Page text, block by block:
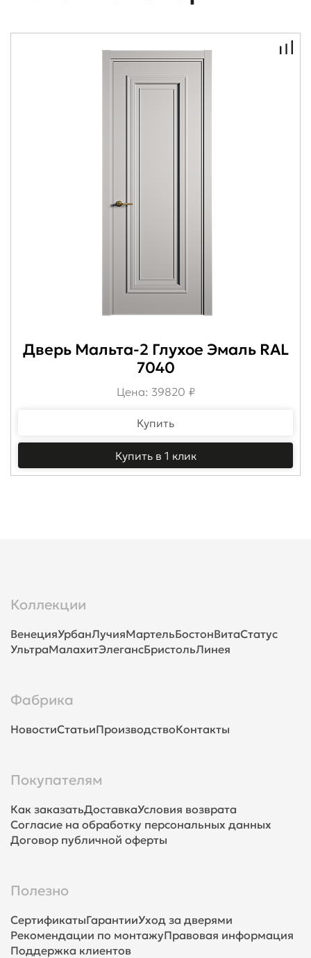
Дверь Мальта-2 Глухое Эмаль RAL
7040
Цена: 39820 ₽
Купить
Купить в 1 клик
Коллекции
ВенецияУрбанЛучияМартельБостонВитаСтатус
УльтраМалахитЭлегансБристольЛинея
Фабрика
НовостиСтатьиПроизводствоКонтакты
Покупателям
Как заказатьДоставкаУсловия возврата
Согласие на обработку персональных данных
Договор публичной оферты
Полезно
СертификатыГарантииУход за дверями
Рекомендации по монтажуПравовая информация
Поддержка клиентов